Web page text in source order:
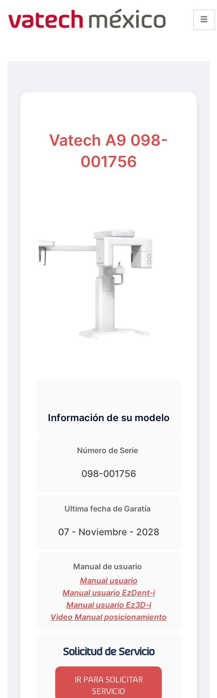
Vatech A9 098-
001756
Información de su modelo
Número de Serie
098-001756
Ultima fecha de Garatía
07 - Noviembre - 2028
Manual de usuario
Manual usuario
Manual usuario EzDent-i
Manual usuario Ez3D-i
Video Manual posicionamiento
Solicitud de Servicio
IR PARA SOLICITAR
SERVICIO